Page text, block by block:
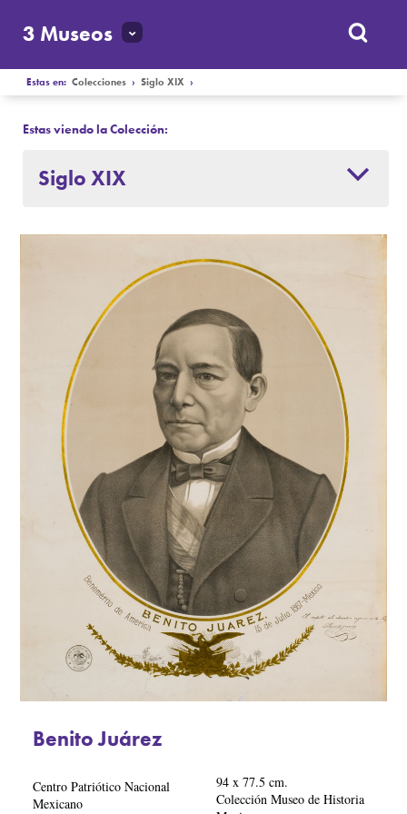
3 Museos
Estas en:Colecciones ›Siglo XIX ›
Estas viendo la Colección:
Siglo XIX
Benito Juárez
Centro Patriótico Nacional
Mexicano
94 x 77.5 cm.
Colección Museo de Historia